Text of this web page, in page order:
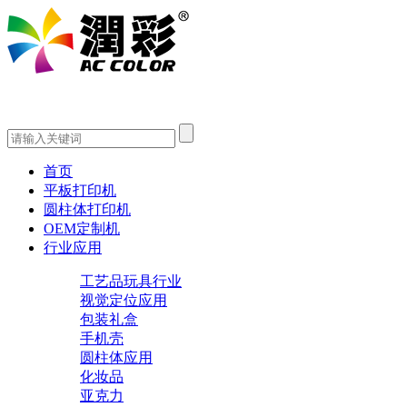
首页
平板打印机
圆柱体打印机
OEM定制机
行业应用
工艺品玩具行业
视觉定位应用
包装礼盒
手机壳
圆柱体应用
化妆品
亚克力